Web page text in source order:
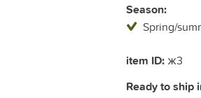
Season:
Spring/
item ID: ж3
Ready to ship